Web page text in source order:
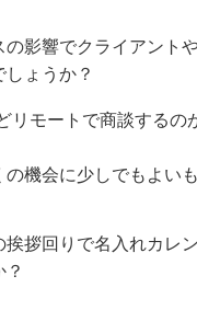
の影響でクライアント
ょうか？
リモートで商談するの
機会に少しでもよい
挨拶回りで名入れカレ